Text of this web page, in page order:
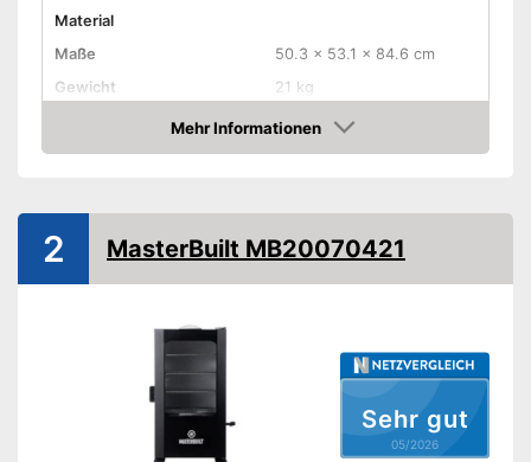
Material
Maße
50.3 x 53.1 x 84.6 cm
Gewicht
21 kg
Temperaturanzeige
Funktionen
Zubehör
Rost inklusive
Fischkörbe inklusive
Ist mit einem Rost
ausgestattet
Amazon Lieferzeit
siehe Anbieter
Mehr Informationen
Amazon
Sehr gut
05/2026
2 MasterBuilt MB20070421